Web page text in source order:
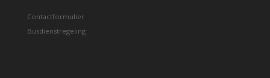
Contactformulier
Busdienstregeling